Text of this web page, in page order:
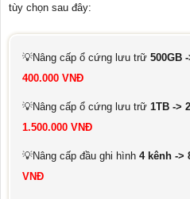
tùy chọn sau đây:
💡Nâng cấp ổ cứng lưu trữ 500GB
400.000 VNĐ
💡Nâng cấp ổ cứng lưu trữ 1TB ->
1.500.000 VNĐ
💡Nâng cấp đầu ghi hình 4 kênh ->
VNĐ